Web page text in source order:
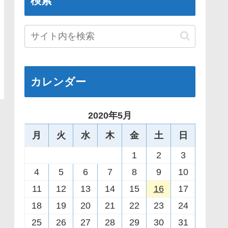
カレンダー
2020年5月
月
火 水 木 金 土
日
1
2
3
4
5 6 7 8 9
10
11
12 13 14 15 16
17
18
19 20 21 22 23
24
25
26 27 28 29 30 31